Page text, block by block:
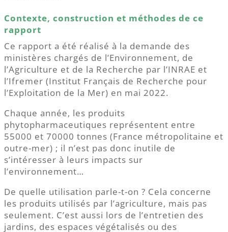
Contexte, construction et méthodes de ce
rapport
Ce rapport a été réalisé à la demande des
ministères chargés de l’Environnement, de
l’Agriculture et de la Recherche par l’INRAE et
l’Ifremer (Institut Français de Recherche pour
l’Exploitation de la Mer) en mai 2022.
Chaque année, les produits
phytopharmaceutiques représentent entre
55000 et 70000 tonnes (France métropolitaine et
outre-mer) ; il n’est pas donc inutile de
s’intéresser à leurs impacts sur
l’environnement…
De quelle utilisation parle-t-on ? Cela concerne
les produits utilisés par l’agriculture, mais pas
seulement. C’est aussi lors de l’entretien des
jardins, des espaces végétalisés ou des